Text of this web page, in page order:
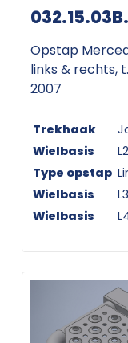
Opstap
links & rechts,
2007
Trekhaak
Wielbasis
Type opstap
Wielbasis
Wielbasis